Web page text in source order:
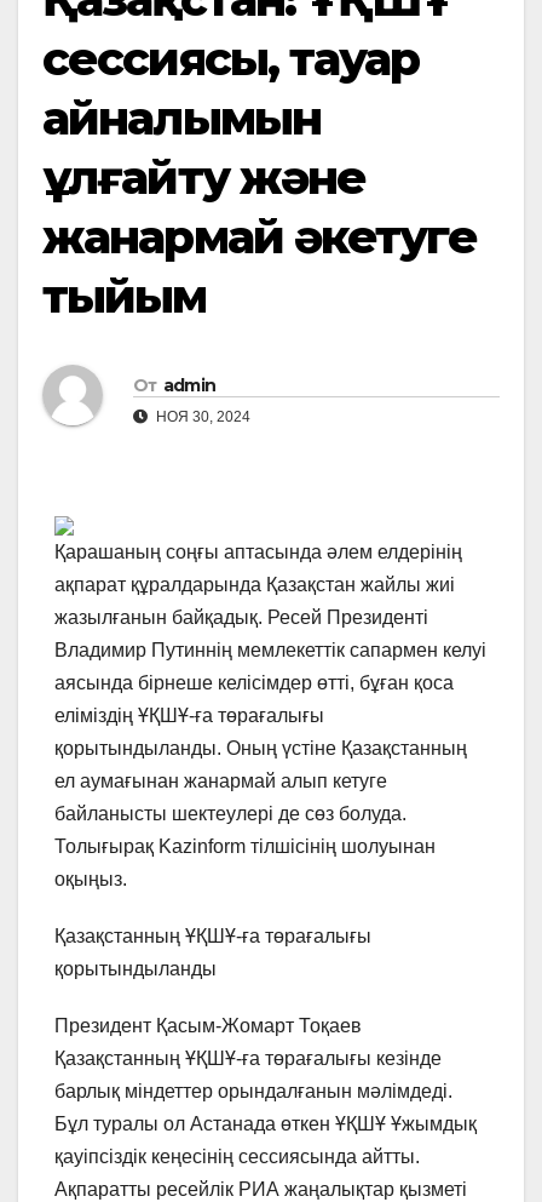
сессиясы, тауар
айналымын
ұлғайту және
жанармай әкетуге
тыйым
От admin
НОЯ 30, 2024
Қарашаның соңғы аптасында әлем елдерінің
ақпарат құралдарында Қазақстан жайлы жиі
жазылғанын байқадық. Ресей Президенті
Владимир Путиннің мемлекеттік сапармен келуі
аясында бірнеше келісімдер өтті, бұған қоса
еліміздің ҰҚШҰ-ға төрағалығы
қорытындыланды. Оның үстіне Қазақстанның
ел аумағынан жанармай алып кетуге
байланысты шектеулері де сөз болуда.
Толығырақ Kazinform тілшісінің шолуынан
оқыңыз.
Қазақстанның ҰҚШҰ-ға төрағалығы
қорытындыланды
Президент Қасым-Жомарт Тоқаев
Қазақстанның ҰҚШҰ-ға төрағалығы кезінде
барлық міндеттер орындалғанын мәлімдеді.
Бұл туралы ол Астанада өткен ҰҚШҰ Ұжымдық
қауіпсіздік кеңесінің сессиясында айтты.
Ақпаратты ресейлік РИА жаңалықтар қызметі